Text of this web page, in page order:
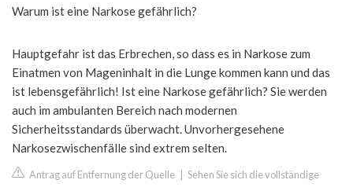
Warum ist eine Narkose gefährlich?
Hauptgefahr ist das Erbrechen, so dass es in Narkose zum
Einatmen von Mageninhalt in die Lunge kommen kann und das
ist lebensgefährlich! Ist eine Narkose gefährlich? Sie werden
auch im ambulanten Bereich nach modernen
Sicherheitsstandards überwacht. Unvorhergesehene
Narkosezwischenfälle sind extrem selten.
Antrag auf Entfernung der Quelle Sehen Sie sich die vollständige